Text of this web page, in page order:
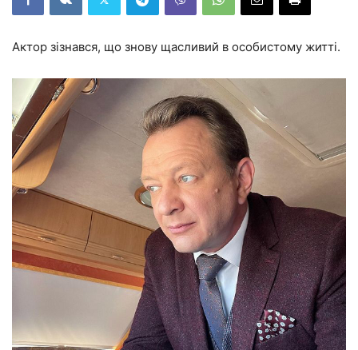
Актор зізнався, що знову щасливий в особистому житті.